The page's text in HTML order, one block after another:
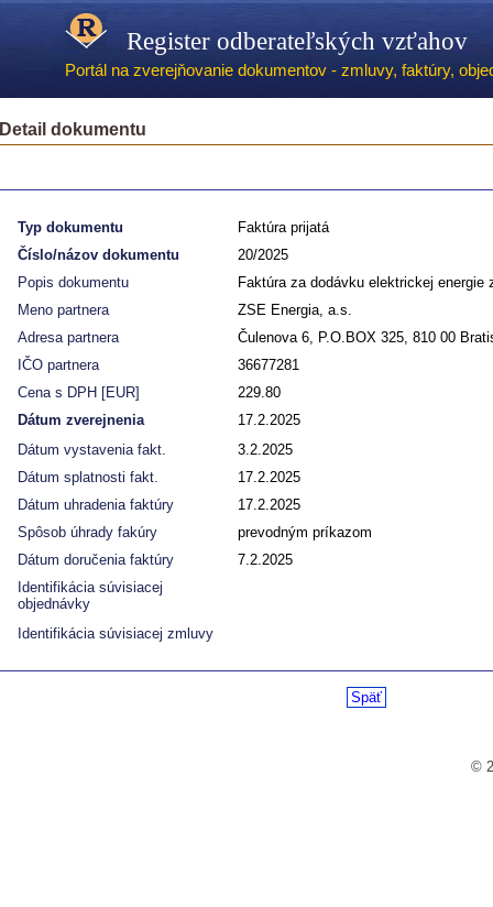
Register odberateľských vzťahov
Portál na zverejňovanie dokumentov - zmluvy, faktúry,
Detail dokumentu
Typ dokumentu
Faktúra prijatá
Číslo/názov dokumentu
20/2025
Popis dokumentu
Faktúra za dodávku elektrickej energie
Meno partnera
ZSE Energia, a.s.
Adresa partnera
Čulenova 6, P.O.BOX 325, 810 00
IČO partnera
36677281
Cena s DPH [EUR]
229.80
Dátum zverejnenia
17.2.2025
Dátum vystavenia fakt.
3.2.2025
Dátum splatnosti fakt.
17.2.2025
Dátum uhradenia faktúry
17.2.2025
Spôsob úhrady fakúry
prevodným príkazom
Dátum doručenia faktúry
7.2.2025
Identifikácia súvisiacej
objednávky
Identifikácia súvisiacej zmluvy
Späť
©